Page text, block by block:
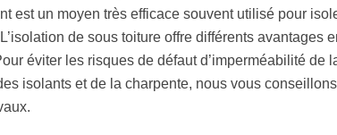
est un moyen très efficace souvent utilisé pour
de sous toiture offre différents avantages
éviter les risques de défaut d’imperméabilité de
isolants et de la charpente, nous vous